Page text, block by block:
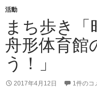
o
k
活動
まち歩き「
舟形体育館
う！」
2017年4月12日 1件のコ